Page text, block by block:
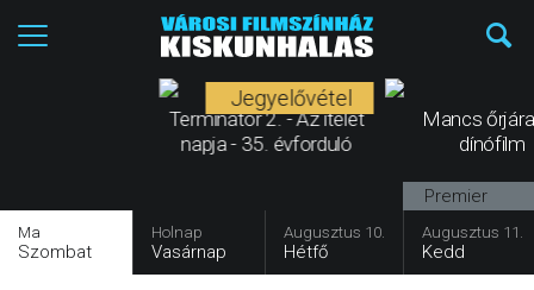
Terminátor 2. - Az ítélet
napja - 35. évforduló
Jegyelővétel
Mancs
dínófilm
Ma
Szombat
Holnap
Vasárnap
Augusztus 10.
Hétfő
Premier
Augusztus 11.
Kedd